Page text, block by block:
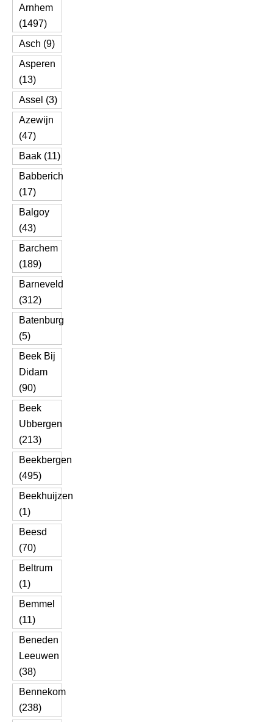
Arnhem
(1497)
Asch (9)
Asperen
(13)
Assel (3)
Azewijn
(47)
Baak (11)
Babberich
(17)
Balgoy
(43)
Barchem
(189)
Barneveld
(312)
Batenburg
(5)
Beek Bij
Didam
(90)
Beek
Ubbergen
(213)
Beekbergen
(495)
Beekhuijzen
(1)
Beesd
(70)
Beltrum
(1)
Bemmel
(11)
Beneden
Leeuwen
(38)
Bennekom
(238)